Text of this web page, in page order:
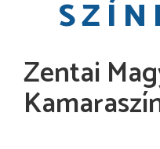
Zentai